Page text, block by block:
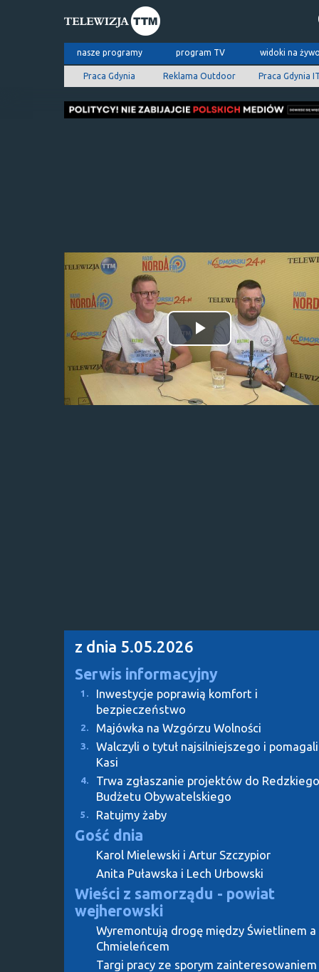
nasze programy program TV widoki na
Praca Gdynia Reklama Outdoor Praca Gdynia
Odtwórz
wideo
z dnia 5.05.2026
Serwis informacyjny
1.
Inwestycje poprawią komfort i
bezpieczeństwo
2. Majówka na Wzgórzu Wolności
3.
Walczyli o tytuł najsilniejszego i pomagali
Kasi
4.
Trwa zgłaszanie projektów do Redzkiego
Budżetu Obywatelskiego
5. Ratujmy żaby
Gość dnia
Karol Mielewski i Artur Szczypior
Anita Puławska i Lech Urbowski
Wieści z samorządu - powiat
wejherowski
Wyremontują drogę między Świetlinem a
Chmieleńcem
Targi pracy ze sporym zainteresowaniem